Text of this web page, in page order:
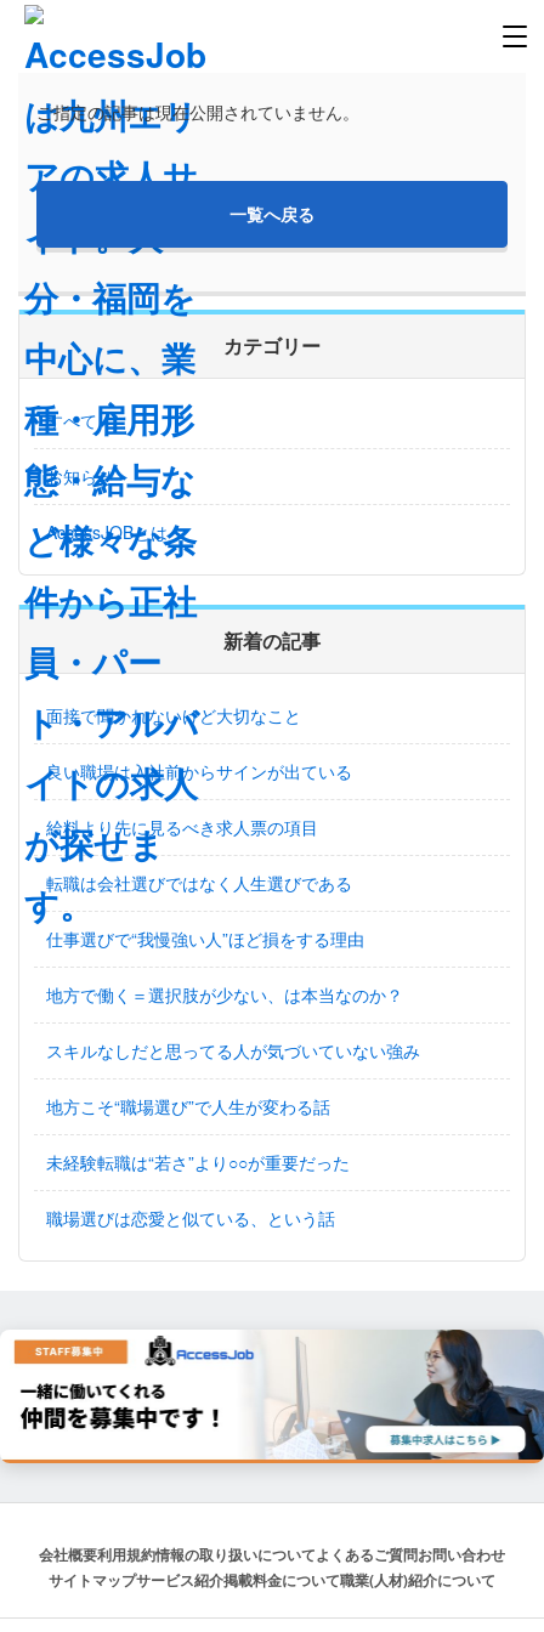
ご指定の記事は現在公開されていません。
一覧へ戻る
カテゴリー
すべて
お知らせ
AccessJOBとは
新着の記事
面接で聞かれないけど大切なこと
良い職場は入社前からサインが出ている
給料より先に見るべき求人票の項目
転職は会社選びではなく人生選びである
仕事選びで“我慢強い人”ほど損をする理由
地方で働く＝選択肢が少ない、は本当なのか？
スキルなしだと思ってる人が気づいていない強み
地方こそ“職場選び”で人生が変わる話
未経験転職は“若さ”より○○が重要だった
職場選びは恋愛と似ている、という話
会社概要利用規約情報の取り扱いについてよくあるご質問お問い合わせ
サイトマップサービス紹介掲載料金について職業(人材)紹介について